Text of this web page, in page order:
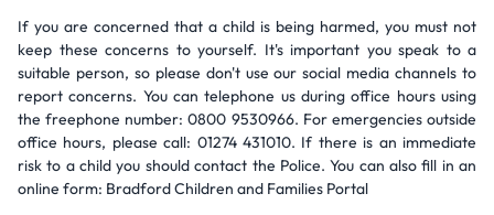
If you are concerned that a child is being harmed, you must not
keep these concerns to yourself. It's important you speak to a
suitable person, so please don't use our social media channels to
report concerns. You can telephone us during office hours using
the freephone number: 0800 9530966. For emergencies outside
office hours, please call: 01274 431010. If there is an immediate
risk to a child you should contact the Police. You can also fill in an
online form: Bradford Children and Families Portal